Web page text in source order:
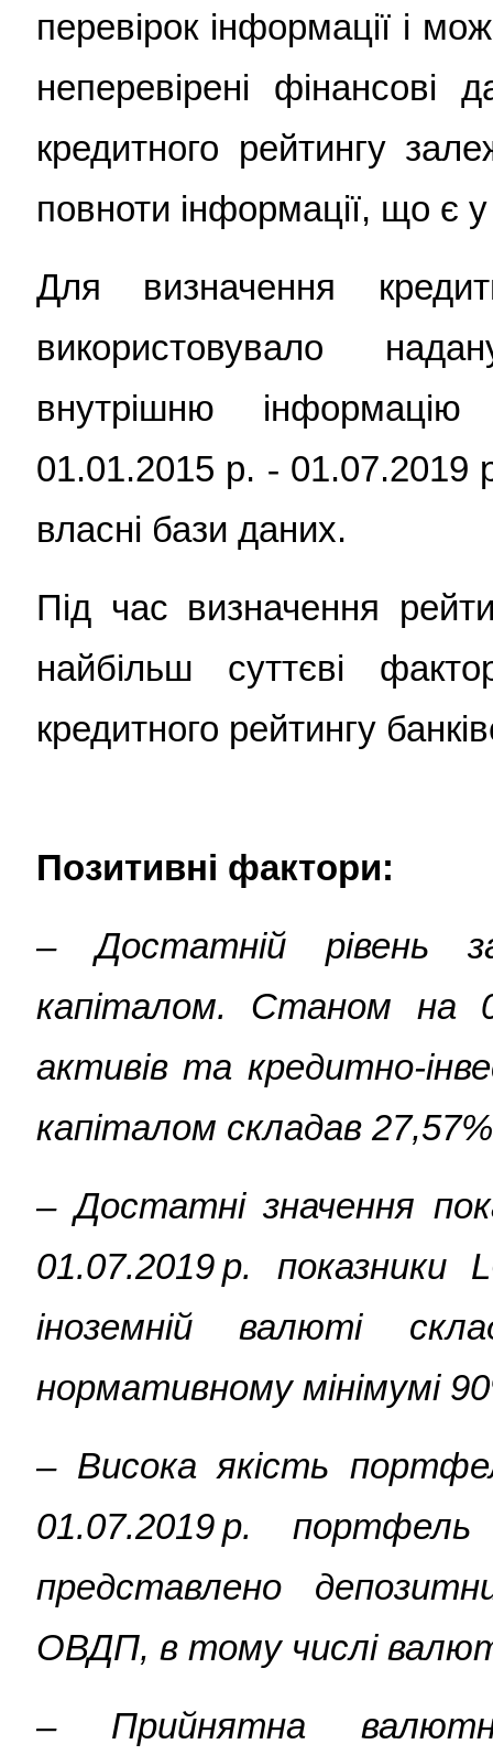
перевірок інформації і
неперевірені фінансові
кредитного рейтингу
повноти інформації, що є
Для визначення
використовувало
внутрішню
01.01.2015 р. - 01.07.2019
власні бази даних.
Під час визначення
найбільш суттєві
кредитного рейтингу
Позитивні фактори:
– Достатній рівень
капіталом. Станом на
активів та кредитно-
капіталом складав
–Достатні значення
01.07.2019 р.
іноземній валюті
нормативному мінімумі
– Висока якість
01.07.2019 р.
представлено
ОВДП, в тому числі
– Прийнятна